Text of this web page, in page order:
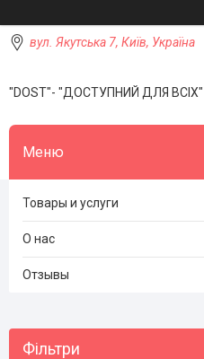
вул. Якутська 7, Київ, Україна
"DOST"- "ДОСТУПНИЙ ДЛЯ ВСІХ"
Товары и услуги
О нас
Отзывы
Фільтри